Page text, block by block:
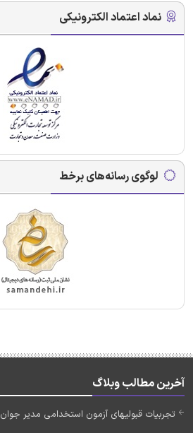
نماد اعتماد الکترونیکی
لوگوی رسانه‌های برخط
آخرین مطالب وبلاگ
تجربیات قبولیهای آزمون استخدامی مدیر جوان